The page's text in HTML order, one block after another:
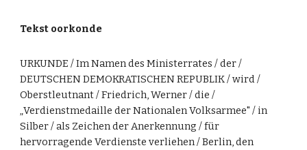
Tekst oorkonde
URKUNDE / Im Namen des Ministerrates / der /
DEUTSCHEN DEMOKRATISCHEN REPUBLIK / wird /
Oberstleutnant / Friedrich, Werner / die /
„Verdienstmedaille der Nationalen Volksarmee" / in
Silber / als Zeichen der Anerkennung / für
hervorragende Verdienste verliehen / Berlin, den